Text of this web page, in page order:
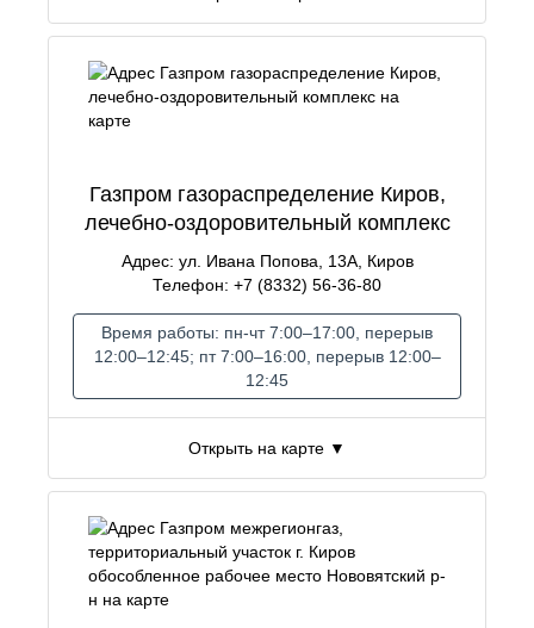
Открыть на карте ▼
Газпром газораспределение Киров,
лечебно-оздоровительный комплекс
Адрес: ул. Ивана Попова, 13А, Киров
Телефон: +7 (8332) 56-36-80
Время работы: пн-чт 7:00–17:00, перерыв
12:00–12:45; пт 7:00–16:00, перерыв 12:00–
12:45